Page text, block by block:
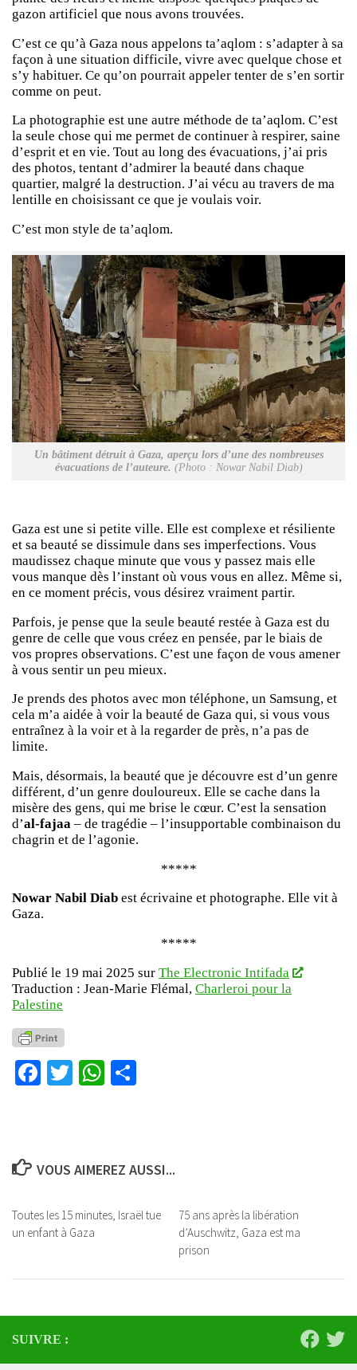
gazon artificiel que nous avons trouvées.
C’est ce qu’à Gaza nous appelons ta’aqlom : s’adapter à sa
façon à une situation difficile, vivre avec quelque chose et
s’y habituer. Ce qu’on pourrait appeler tenter de s’en sortir
comme on peut.
La photographie est une autre méthode de ta’aqlom. C’est
la seule chose qui me permet de continuer à respirer, saine
d’esprit et en vie. Tout au long des évacuations, j’ai pris
des photos, tentant d’admirer la beauté dans chaque
quartier, malgré la destruction. J’ai vécu au travers de ma
lentille en choisissant ce que je voulais voir.
C’est mon style de ta’aqlom.
Un bâtiment détruit à Gaza, aperçu lors d’une des nombreuses
évacuations de l’auteure. (Photo : Nowar Nabil Diab)
Gaza est une si petite ville. Elle est complexe et résiliente
et sa beauté se dissimule dans ses imperfections. Vous
maudissez chaque minute que vous y passez mais elle
vous manque dès l’instant où vous vous en allez. Même si,
en ce moment précis, vous désirez vraiment partir.
Parfois, je pense que la seule beauté restée à Gaza est du
genre de celle que vous créez en pensée, par le biais de
vos propres observations. C’est une façon de vous amener
à vous sentir un peu mieux.
Je prends des photos avec mon téléphone, un Samsung, et
cela m’a aidée à voir la beauté de Gaza qui, si vous vous
entraînez à la voir et à la regarder de près, n’a pas de
limite.
Mais, désormais, la beauté que je découvre est d’un genre
différent, d’un genre douloureux. Elle se cache dans la
misère des gens, qui me brise le cœur. C’est la sensation
d’al-fajaa – de tragédie – l’insupportable combinaison du
chagrin et de l’agonie.
*****
Nowar Nabil Diab est écrivaine et photographe. Elle vit à
Gaza.
*****
Publié le 19 mai 2025 sur The Electronic Intifada
Traduction : Jean-Marie Flémal, Charleroi pour la
Palestine
Facebook
TwitterWhatsApp
VOUS AIMEREZ AUSSI...
Toutes les 15 minutes, Israël tue
un enfant à Gaza
75 ans après la libération
d’Auschwitz, Gaza est ma
prison
SUIVRE :